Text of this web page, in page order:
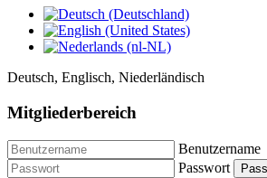
Deutsch, Englisch, Niederländisch
Mitgliederbereich
Benutzername
Passwort